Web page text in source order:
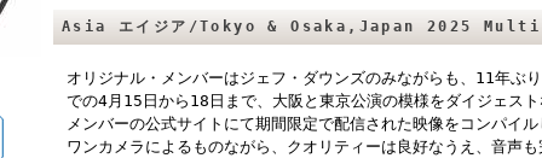
Asia エイジア/Tokyo & Osaka,Japan 2025
オリジナル・メンバーはジェフ・ダウンズのみながらも、11年ぶ
での4月15日から18日まで、大阪と東京公演の模様をダイジェス
メンバーの公式サイトにて期間限定で配信された映像をコンパイ
ワンカメラによるものながら、クオリティーは良好なうえ、音声